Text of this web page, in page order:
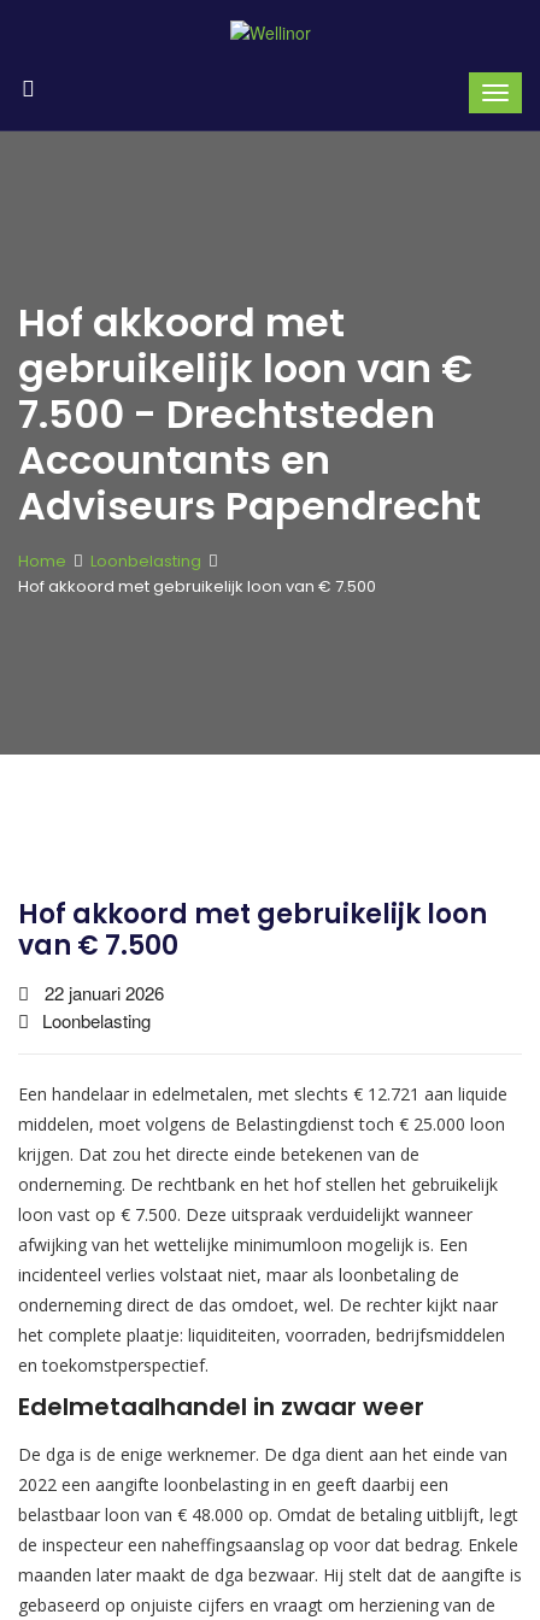
Hof akkoord met
gebruikelijk loon van €
7.500 - Drechtsteden
Accountants en
Adviseurs Papendrecht
Home
Loonbelasting
Hof akkoord met gebruikelijk loon van € 7.500
Hof akkoord met gebruikelijk loon
van € 7.500
22 januari 2026
Loonbelasting
Een handelaar in edelmetalen, met slechts € 12.721 aan liquide
middelen, moet volgens de Belastingdienst toch € 25.000 loon
krijgen. Dat zou het directe einde betekenen van de
onderneming. De rechtbank en het hof stellen het gebruikelijk
loon vast op € 7.500. Deze uitspraak verduidelijkt wanneer
afwijking van het wettelijke minimumloon mogelijk is. Een
incidenteel verlies volstaat niet, maar als loonbetaling de
onderneming direct de das omdoet, wel. De rechter kijkt naar
het complete plaatje: liquiditeiten, voorraden, bedrijfsmiddelen
en toekomstperspectief.
Edelmetaalhandel in zwaar weer
De dga is de enige werknemer. De dga dient aan het einde van
2022 een aangifte loonbelasting in en geeft daarbij een
belastbaar loon van € 48.000 op. Omdat de betaling uitblijft, legt
de inspecteur een naheffingsaanslag op voor dat bedrag. Enkele
maanden later maakt de dga bezwaar. Hij stelt dat de aangifte is
gebaseerd op onjuiste cijfers en vraagt om herziening van de